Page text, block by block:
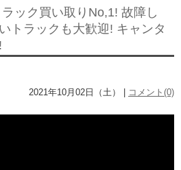
ラック買い取りNo,1! 故障し
トラックも大歓迎! キャンタ
2021年10月02日（土） | コメント(0)